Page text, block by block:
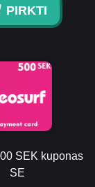
PIRKTI
SEK kuponas
SE